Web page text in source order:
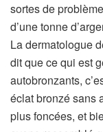
sortes de
d’une tonne
La dermatologue
dit que ce qui est
autobronzants,
éclat bronzé sans
plus foncées, et